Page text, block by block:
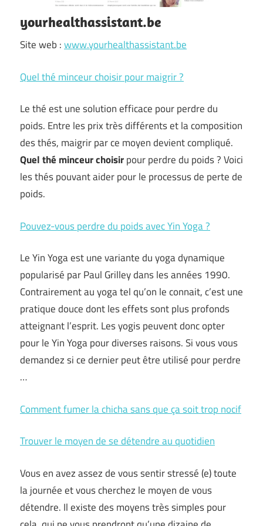
yourhealthassistant.be
Site web :www.yourhealthassistant.be
Quel thé minceur choisir pour maigrir ?
Le thé est une solution efficace pour perdre du
poids. Entre les prix très différents et la composition
des thés, maigrir par ce moyen devient compliqué.
Quel thé minceur choisirpour perdre du poids ? Voici
les thés pouvant aider pour le processus de perte de
poids.
Pouvez-vous perdre du poids avec Yin Yoga ?
Le Yin Yoga est une variante du yoga dynamique
popularisé par Paul Grilley dans les années 1990.
Contrairement au yoga tel qu’on le connait, c’est une
pratique douce dont les effets sont plus profonds
atteignant l’esprit. Les yogis peuvent donc opter
pour le Yin Yoga pour diverses raisons. Si vous vous
demandez si ce dernier peut être utilisé pour perdre
…
Comment fumer la chicha sans que ça soit trop nocif
Trouver le moyen de se détendre au quotidien
Vous en avez assez de vous sentir stressé (e) toute
la journée et vous cherchez le moyen de vous
détendre. Il existe des moyens très simples pour